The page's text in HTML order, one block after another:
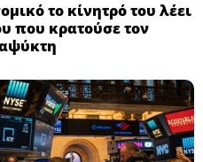
το κίνητρό του λέει
που κρατούσε τον